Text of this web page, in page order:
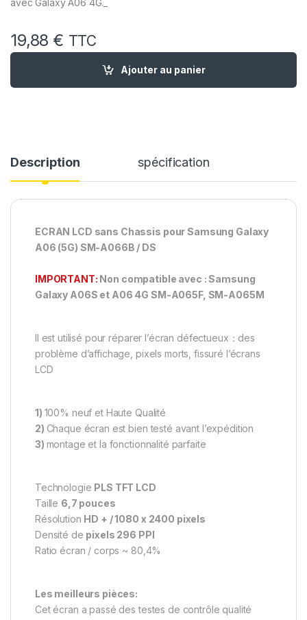
19,88 € TTC
quantité de Ecran LCD Remplacement Samsung Galaxy A06
Ajouter au panier
Description spécification
ECRAN LCD sans Chassis pour Samsung Galaxy
A06 (5G) SM-A066B / DS
IMPORTANT: Non compatible avec : Samsung
Galaxy A06S et A06 4G SM-A065F, SM-A065M
Il est utilisé pour réparer l’écran défectueux：des
problème d’affichage, pixels morts, fissuré l’écrans
LCD
1) 100% neuf et Haute Qualité
2) Chaque écran est bien testé avant l’expédition
3) montage et la fonctionnalité parfaite
Technologie PLS TFT LCD
Taille 6,7 pouces
Résolution HD + / 1080 x 2400 pixels
Densité de pixels 296 PPI
Ratio écran / corps ~ 80,4%
Les meilleurs pièces:
Cet écran a passé des testes de contrôle qualité